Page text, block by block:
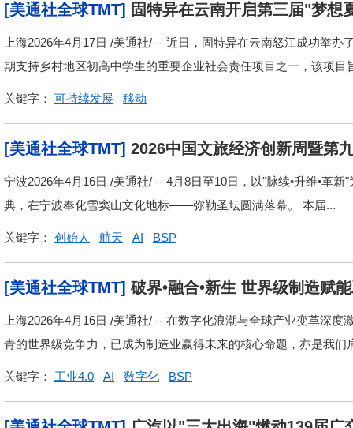
[美通社全球TMT] 固特异在云南开启第三届"梦想
上海2026年4月17日 /美通社/ -- 近日，固特异在云南怒江成功举
期支持乡村地区初高中学生的重要企业社会责任项目之一，该项目
关键字： 可持续发展 移动
[美通社全球TMT] 2026中国文旅经济创新周暨第
宁波2026年4月16日 /美通社/ -- 4月8日至10日，以"脉续•升维•革
典，在宁波奉化雪窦山文化地标——弥勒圣坛圆满落幕。 本届...
关键字： 创始人 航天 AI BSP
[美通社全球TMT] 破界•融合•新生 世界级制造赋
工业4.0创新大会暨颁奖典礼即将隆重举行
上海2026年4月16日 /美通社/ -- 在数字化浪潮与全球产业变革深
青的世界级竞争力，已成为制造业赢得未来的核心命题，亦是我们
关键字： 工业4.0 AI 数字化 BSP